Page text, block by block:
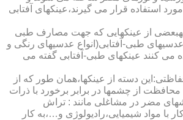
استفاده قرار می گیرند،عینکهای آفتابی
از عینکهایی که جهت مصارف طبی
عدسیهای طبی-آفتابی(انواع عدسیهای رنگی و
می کنند عینکهای طبی-آفتابی گفته می
دسته از عینکها،همان طور که از
از چشمها در برابر برخورد با ذرات
مضر در مشاغلی مانند : تراش
با مواد شیمیایی،رادیولوژی و…،به کار